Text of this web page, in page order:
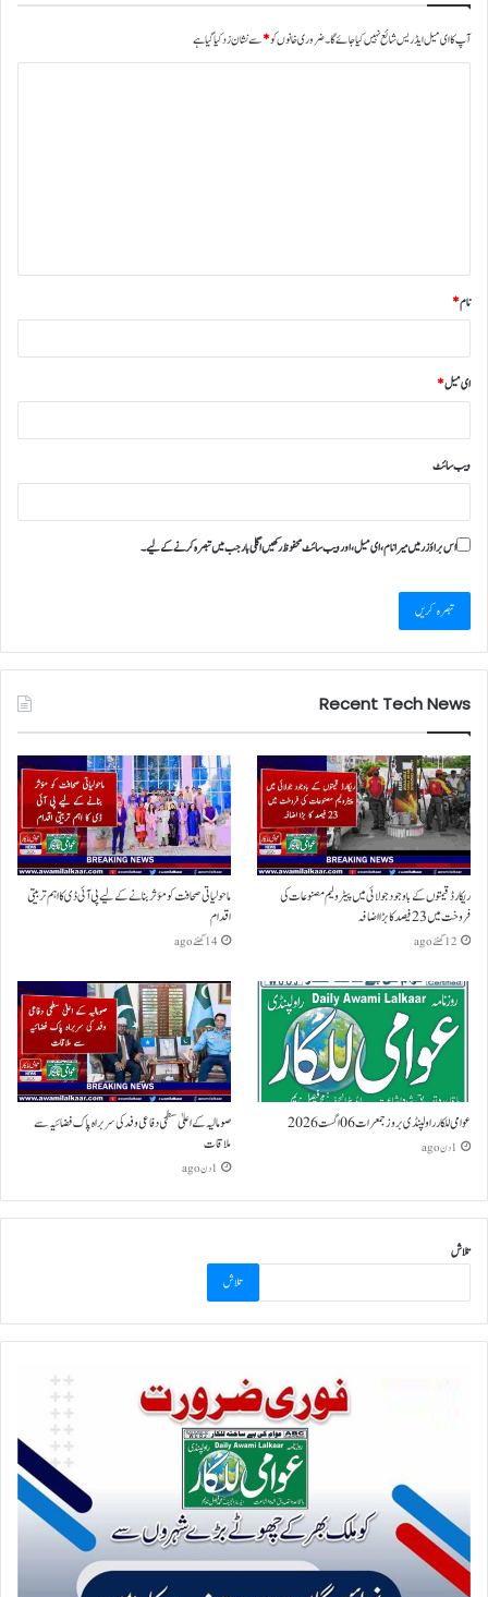
آپ کا ای میل ایڈریس شائع نہیں کیا جائے گا۔ضروری خانوں کو*سے نشان زد کیا گیا ہے
نام*
ای میل*
ویب‌ سائٹ
اس براؤزر میں میرا نام، ای میل، اور ویب سائٹ محفوظ رکھیں اگلی بار جب میں تبصرہ کرنے کےلیے۔
Recent Tech News
ریکارڈ قیمتوں کے باوجود جولائی میں پیٹرولیم مصنوعات کی
فروخت میں 23 فیصد کا بڑا اضافہ
12 گھنٹے ago
ماحولیاتی صحافت کو مؤثر بنانے کے لیے پی آئی ڈی کا اہم تربیتی
اقدام
14 گھنٹے ago
عوامی للکار راولپنڈی بروز جمعرات 06 اگست 2026
1 دن ago
صومالیہ کے اعلیٰ سطحی دفاعی وفد کی سربراہ پاک فضائیہ سے
ملاقات
1 دن ago
تلاش
تلاش